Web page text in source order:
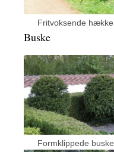
Fritvoksende hække
Buske
Formklippede buske